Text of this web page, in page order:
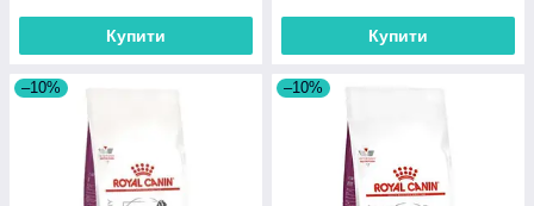
Купити Купити
–10% –10%